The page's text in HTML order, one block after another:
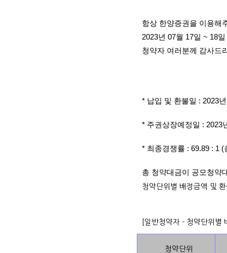
항상 한양증권을 이용해
2023년 07월 17일 ~ 18
청약자 여러분께 감사드
* 납입 및 환불일 : 2023
* 주권상장예정일 : 2023
* 최종경쟁률 : 69.89 : 1
총 청약대금이 공모청약
청약단위별 배정금액 및
[일반청약자 - 청약단위별
청약단위